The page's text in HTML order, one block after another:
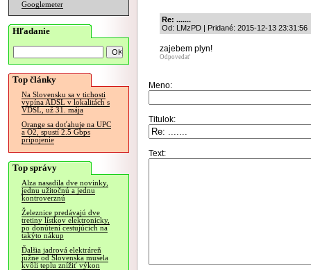
Googlemeter
Hľadanie
Top články
Na Slovensku sa v tichosti
vypína ADSL v lokalitách s
VDSL, už 31. mája
Orange sa doťahuje na UPC
a O2, spustí 2.5 Gbps
pripojenie
Top správy
Alza nasadila dve novinky,
jednu užitočnú a jednu
kontroverznú
Železnice predávajú dve
tretiny lístkov elektronicky,
po donútení cestujúcich na
takýto nákup
Ďalšia jadrová elektráreň
južne od Slovenska musela
kvôli teplu znížiť výkon
Re: .......
Od: LMzPD | Pridané: 2015-12-13 23:31:56
zajebem plyn!
Odpovedať
Meno:
Titulok:
Text: